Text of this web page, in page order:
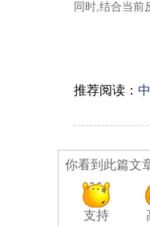
同时,结合当前
推荐阅读：
你看到此篇文
支持